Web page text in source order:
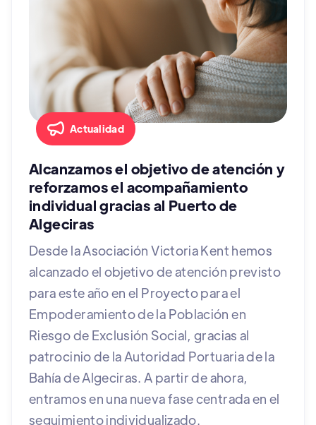
Actualidad
Alcanzamos el objetivo de atención y
reforzamos el acompañamiento
individual gracias al Puerto de
Algeciras
Desde la Asociación Victoria Kent hemos
alcanzado el objetivo de atención previsto
para este año en el Proyecto para el
Empoderamiento de la Población en
Riesgo de Exclusión Social, gracias al
patrocinio de la Autoridad Portuaria de la
Bahía de Algeciras. A partir de ahora,
entramos en una nueva fase centrada en el
seguimiento individualizado.